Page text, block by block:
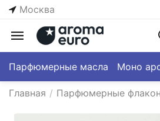
Москва
Парфюмерные масла Моно
Главная / Парфюмерные